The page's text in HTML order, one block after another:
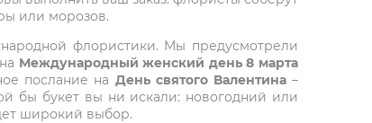
или морозов.
флористики. Мы предусмотрели
Международный женский день 8 марта
послание на День святого Валентина–
бы букет вы ни искали: новогодний или
широкий выбор.